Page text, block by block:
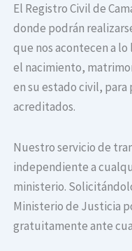
El Registro Civil de
donde podrán
que nos acontecen a
el nacimiento,
en su estado civil, para
acreditados.
Nuestro servicio de
independiente a
ministerio.
Ministerio de Justicia
gratuitamente ante